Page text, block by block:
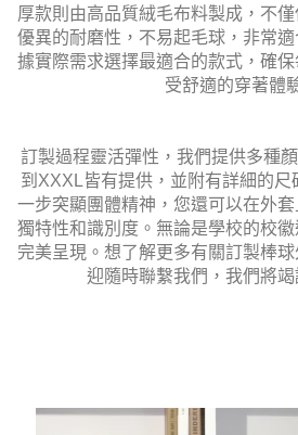
厚款則由高品質絨毛布料製成，不
優異的耐磨性，不易起毛球，非常
據實際需求選擇最適合的款式，確
受舒適的穿著體
訂製過程靈活彈性，我們提供多種
到XXXL皆有提供，並附有詳細的尺
一步突顯團體精神，您還可以在外
獨特性和識別度。無論是學校的校
完美呈現。想了解更多有關訂製棒
迎隨時聯繫我們，我們將竭